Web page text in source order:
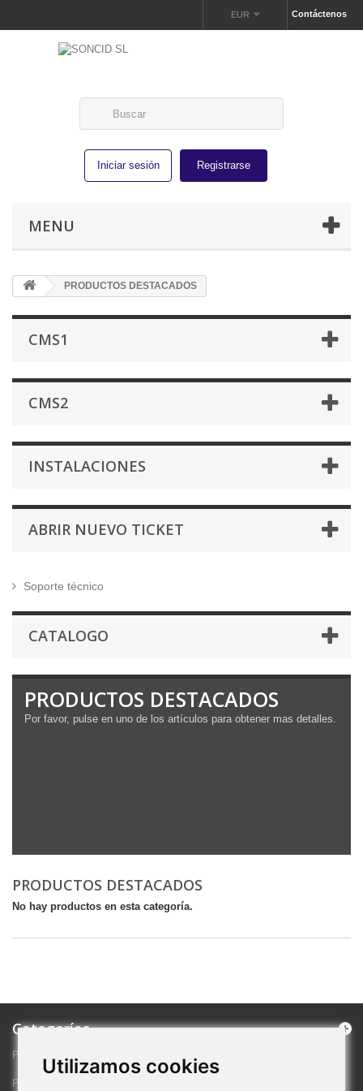
Utilizamos cookies
Contáctenos
EUR
Iniciar sesión Registrarse
MENU
PRODUCTOS DESTACADOS
CMS1
CMS2
INSTALACIONES
ABRIR NUEVO TICKET
Soporte técnico
CATALOGO
PRODUCTOS DESTACADOS
Por favor, pulse en uno de los artículos para obtener mas detalles.
PRODUCTOS DESTACADOS
No hay productos en esta categoría.
Categorías
PRODUCTOS DESTACADOS
PROMOCIONES ESPECIALES